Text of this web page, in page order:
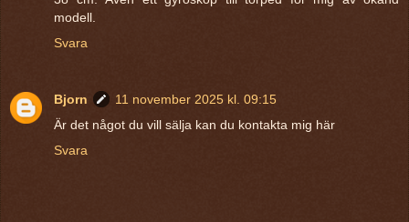
modell.
Svara
Bjorn
11 november 2025 kl. 09:15
Är det något du vill sälja kan du kontakta mig här
Svara